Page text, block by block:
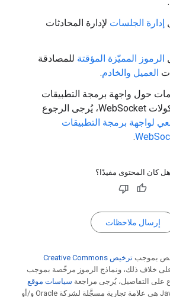
إدارة الجلسات لإدارة المحادثات
الرموز المميّزة المؤقتة للمصادقة
العميل والخادم.
حول واجهة برمجة التطبيقات
الأساسية لبروتوكولات WebSocket، يُرجى الرجوع
لواجهة برمجة التطبيقات
.
هل كان المحتوى مفيدًا؟
إرسال ملاحظات
بموجب
ترخيص Creative Commons
خلاف ذلك، ونماذج الرموز مرخّصة بموجب
على التفاصيل، يُرجى مراجعة سياسات موقع
. إنّ Java هي علامة تجارية مسجَّلة لشركة Oracle و/أو